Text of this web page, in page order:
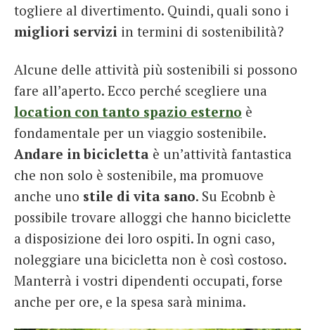
togliere al divertimento. Quindi, quali sono i
migliori servizi in termini di sostenibilità?
Alcune delle attività più sostenibili si possono
fare all’aperto. Ecco perché scegliere una
location con tanto spazio esterno è
fondamentale per un viaggio sostenibile.
Andare in bicicletta è un’attività fantastica
che non solo è sostenibile, ma promuove
anche uno stile di vita sano. Su Ecobnb è
possibile trovare alloggi che hanno biciclette
a disposizione dei loro ospiti. In ogni caso,
noleggiare una bicicletta non è così costoso.
Manterrà i vostri dipendenti occupati, forse
anche per ore, e la spesa sarà minima.